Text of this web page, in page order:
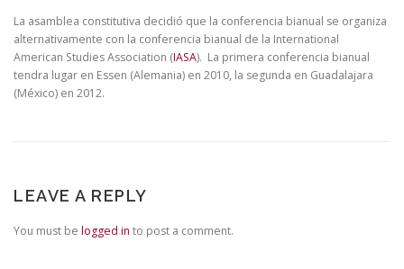
La asamblea constitutiva decidió que la conferencia bianual se organiza
alternativamente con la conferencia bianual de la International
American Studies Association (IASA). La primera conferencia bianual
tendra lugar en Essen (Alemania) en 2010, la segunda en Guadalajara
(México) en 2012.
LEAVE A REPLY
You must be logged in to post a comment.